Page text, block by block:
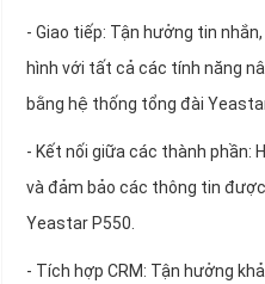
- Giao tiếp: Tận hưởng tin
hình với tất cả các tính năng
bằng hệ thống tổng đài
- Kết nối giữa các thành phần:
và đảm bảo các thông tin
Yeastar P550.
- Tích hợp CRM: Tận hưởng